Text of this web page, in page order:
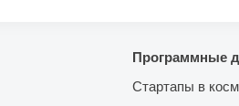
Программные
Стартапы в